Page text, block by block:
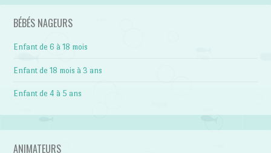
BÉBÉS NAGEURS
Enfant de 6 à 18 mois
Enfant de 18 mois à 3 ans
Enfant de 4 à 5 ans
ANIMATEURS